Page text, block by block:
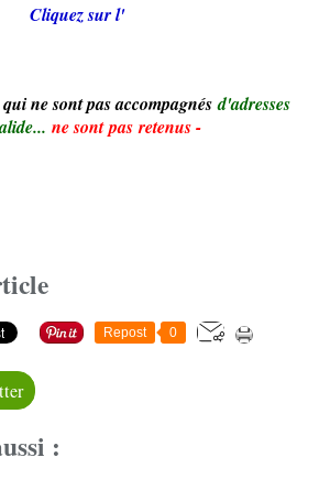
Cliquez sur l'
qui ne sont pas accompagnésd'adresses
ne sont pas retenus -
Repost 0
: